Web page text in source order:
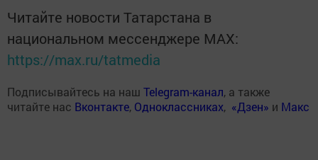
Читайте новости Татарстана в
национальном мессенджере MАХ:
https://max.ru/tatmedia
Подписывайтесь на наш Telegram-канал, а также
читайте нас Вконтакте, Одноклассниках, «Дзен» и Макс